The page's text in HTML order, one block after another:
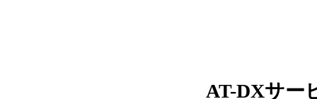
AT-DXサー